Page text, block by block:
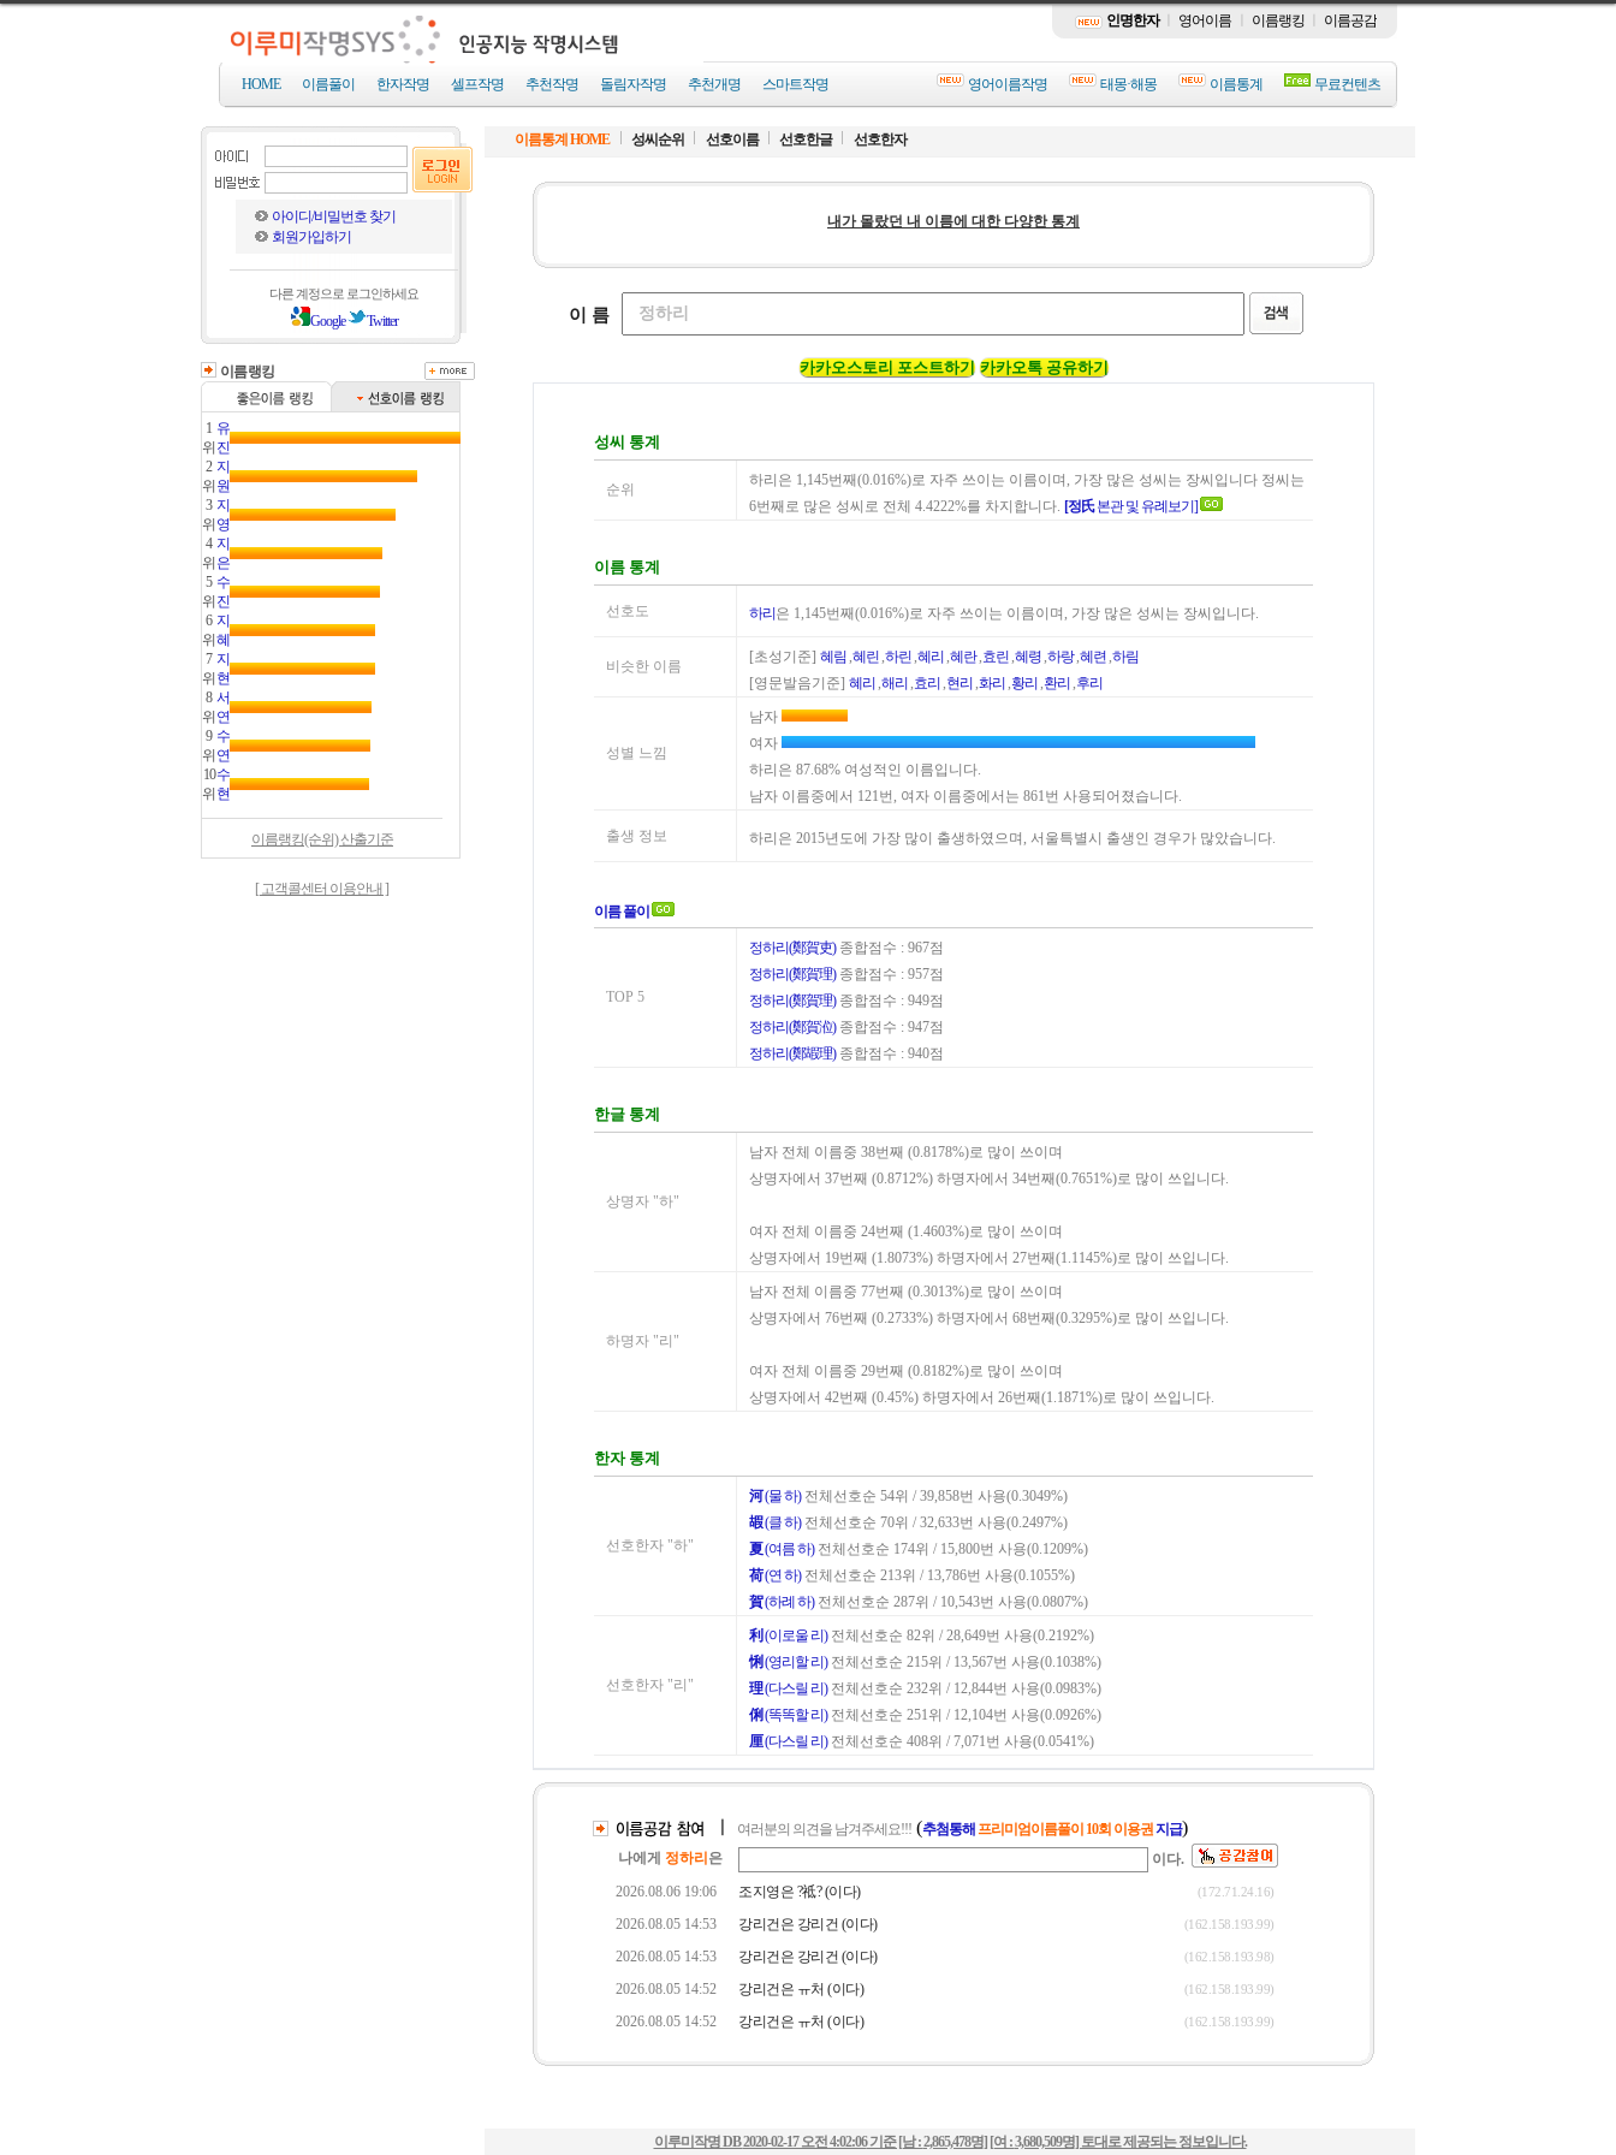
인명한자 영어이름 이름랭킹 이름공감
HOME 이름풀이 한자작명 셀프작명 추천작명 돌림자작명 추천개명 스마트작명 영어이름작명 태몽·해몽 이름통계 무료컨텐츠
아이디/비밀번호 찾기
회원가입하기
다른 계정으로 로그인하세요
Google Twitter
이름랭킹
1
위
유
진
2
위
지
원
3
위
지
영
4
위
지
은
5
위
수
진
6
위
지
혜
7
위
지
현
8
위
서
연
9
위
수
연
10
위
수
현
이름랭킹(순위) 산출기준
[ 고객콜센터 이용안내 ]
이름통계 HOME 성씨순위 선호이름 선호한글 선호한자
이루미작명 DB2020-02-17 오전 4:02:06기준 [남 :2,865,478명] [여 :3,680,509명] 토대로 제공되는 정보입니다.